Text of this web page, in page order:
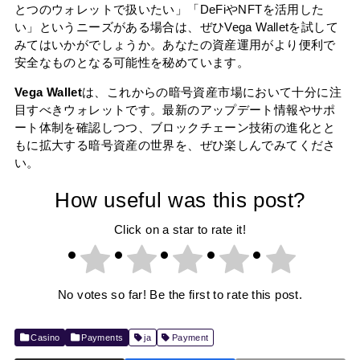
とつのウォレットで扱いたい」「DeFiやNFTを活用した
い」というニーズがある場合は、ぜひVega Walletを試して
みてはいかがでしょうか。あなたの資産運用がより便利で
安全なものとなる可能性を秘めています。
Vega Walletは、これからの暗号資産市場において十分に注
目すべきウォレットです。最新のアップデート情報やサポ
ート体制を確認しつつ、ブロックチェーン技術の進化とと
もに拡大する暗号資産の世界を、ぜひ楽しんでみてくださ
い。
How useful was this post?
Click on a star to rate it!
No votes so far! Be the first to rate this post.
Casino Payments ja Payment